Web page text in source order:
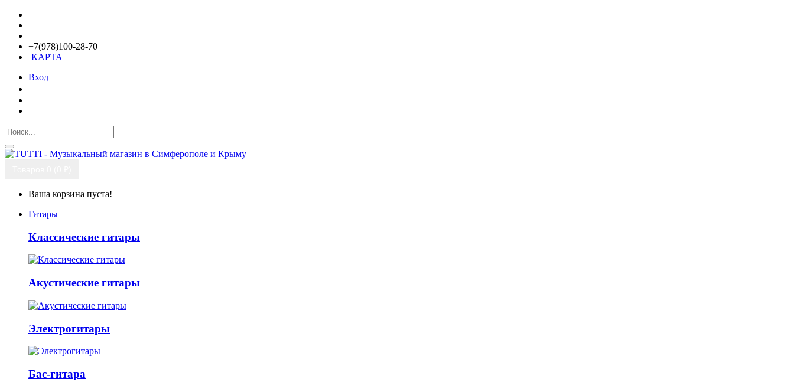
+7(978)100-28-70
КАРТА
Вход
Ваша корзина пуста!
Гитары
Классические гитары
Акустические гитары
Электрогитары
Бас-гитара